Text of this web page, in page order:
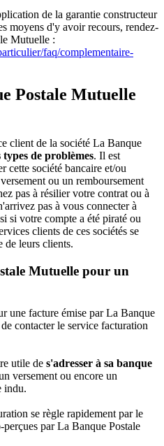
de la garantie constructeur
moyens d'y avoir recours, rendez-
Mutuelle :
faq/complementaire-
Postale Mutuelle
client de la société La Banque
de problèmes. Il est
cette société bancaire et/ou
ou un remboursement
pas à résilier votre contrat ou à
pas à vous connecter à
si votre compte a été piraté ou
clients de ces sociétés se
de leurs clients.
Mutuelle pour un
une facture émise par La Banque
contacter le service facturation
utile de s'adresser à sa banque
versement ou encore un
indu.
se règle rapidement par le
par La Banque Postale